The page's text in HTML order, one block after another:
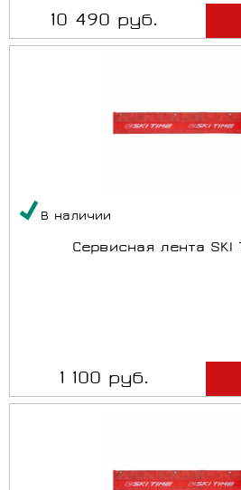
10 490 руб.
В наличии
Сервисная лента SKI
1 100 руб.